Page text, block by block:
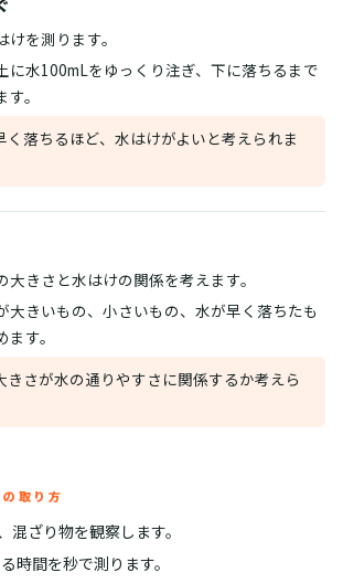
けを測ります。
に水100mLをゆっくり注ぎ、下に落ちるまで
。
く落ちるほど、水はけがよいと考えられま
大きさと水はけの関係を考えます。
大きいもの、小さいもの、水が早く落ちたも
す。
きさが水の通りやすさに関係するか考えら
取り方
混ざり物を観察します。
時間を秒で測ります。